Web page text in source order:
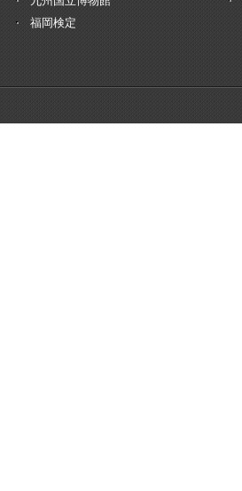
福岡検定